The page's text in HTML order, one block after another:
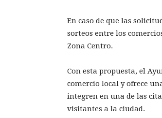
En caso de que las
sorteos entre los
Zona Centro.
Con esta propuesta, el
comercio local y ofrece
integren en una de las
visitantes a la ciudad.